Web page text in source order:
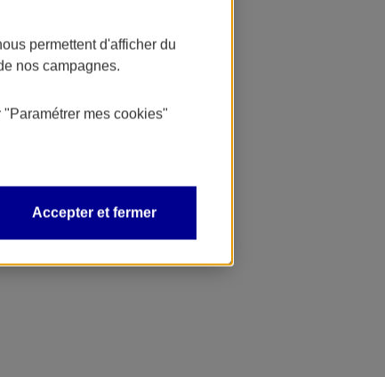
permettent d'afficher du
nos campagnes.
"Paramétrer mes cookies"
Accepter et fermer